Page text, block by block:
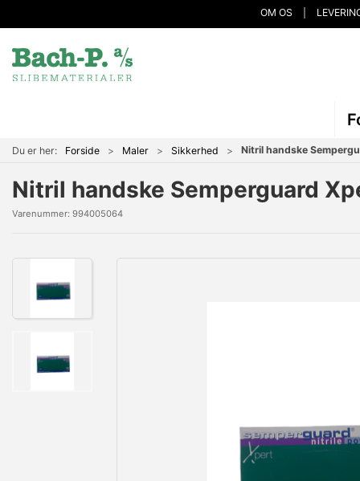
OM OS
Du er her: Forside Maler Sikkerhed Nitril handske
Nitril handske Semperguard
Varenummer: 994005064